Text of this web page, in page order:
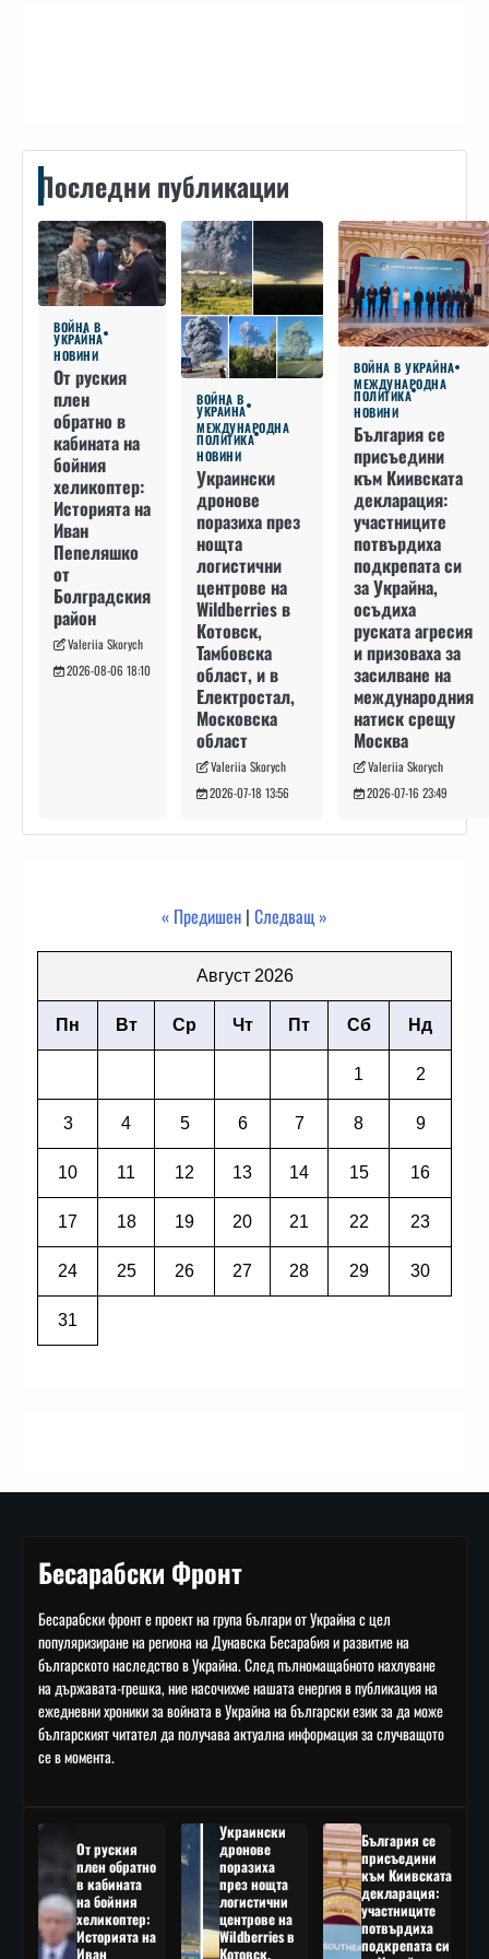
Последни публикации
ВОЙНА В
УКРАЙНА
НОВИНИ
От руския
плен
обратно в
кабината на
бойния
хеликоптер:
Историята на
Иван
Пепеляшко
от
Болградския
район
Valeriia Skorych
2026-08-06 18:10
ВОЙНА В
УКРАЙНА
МЕЖДУНАРОДНА
ПОЛИТИКА
НОВИНИ
Украински
дронове
поразиха през
нощта
логистични
центрове на
Wildberries в
Котовск,
Тамбовска
област, и в
Електростал,
Московска
област
Valeriia Skorych
2026-07-18 13:56
ВОЙНА В УКРАЙНА
МЕЖДУНАРОДНА
ПОЛИТИКА
НОВИНИ
България се
присъедини
към Киивската
декларация:
участниците
потвърдиха
подкрепата си
за Украйна,
осъдиха
руската агресия
и призоваха за
засилване на
международния
натиск срещу
Москва
Valeriia Skorych
2026-07-16 23:49
« Предишен | Следващ »
Август 2026
Пн Вт Ср Чт Пт Сб Нд
1 2
3 4 5 6 7 8 9
10 11 12 13 14 15 16
17 18 19 20 21 22 23
24 25 26 27 28 29 30
31
Бесарабски Фронт
Бесарабски фронт е проект на група българи от Украйна с цел
популяризиране на региона на Дунавска Бесарабия и развитие на
българското наследство в Украйна. След пълномащабното нахлуване
на държавата-грешка, ние насочихме нашата енергия в публикация на
ежедневни хроники за войната в Украйна на български език за да може
българският читател да получава актуална информация за случващото
се в момента.
От руския
плен обратно
в кабината
на бойния
хеликоптер:
Историята на
Иван
Украински
дронове
поразиха
през нощта
логистични
центрове на
Wildberries в
Котовск,
България се
присъедини
към Киивската
декларация:
участниците
потвърдиха
подкрепата си